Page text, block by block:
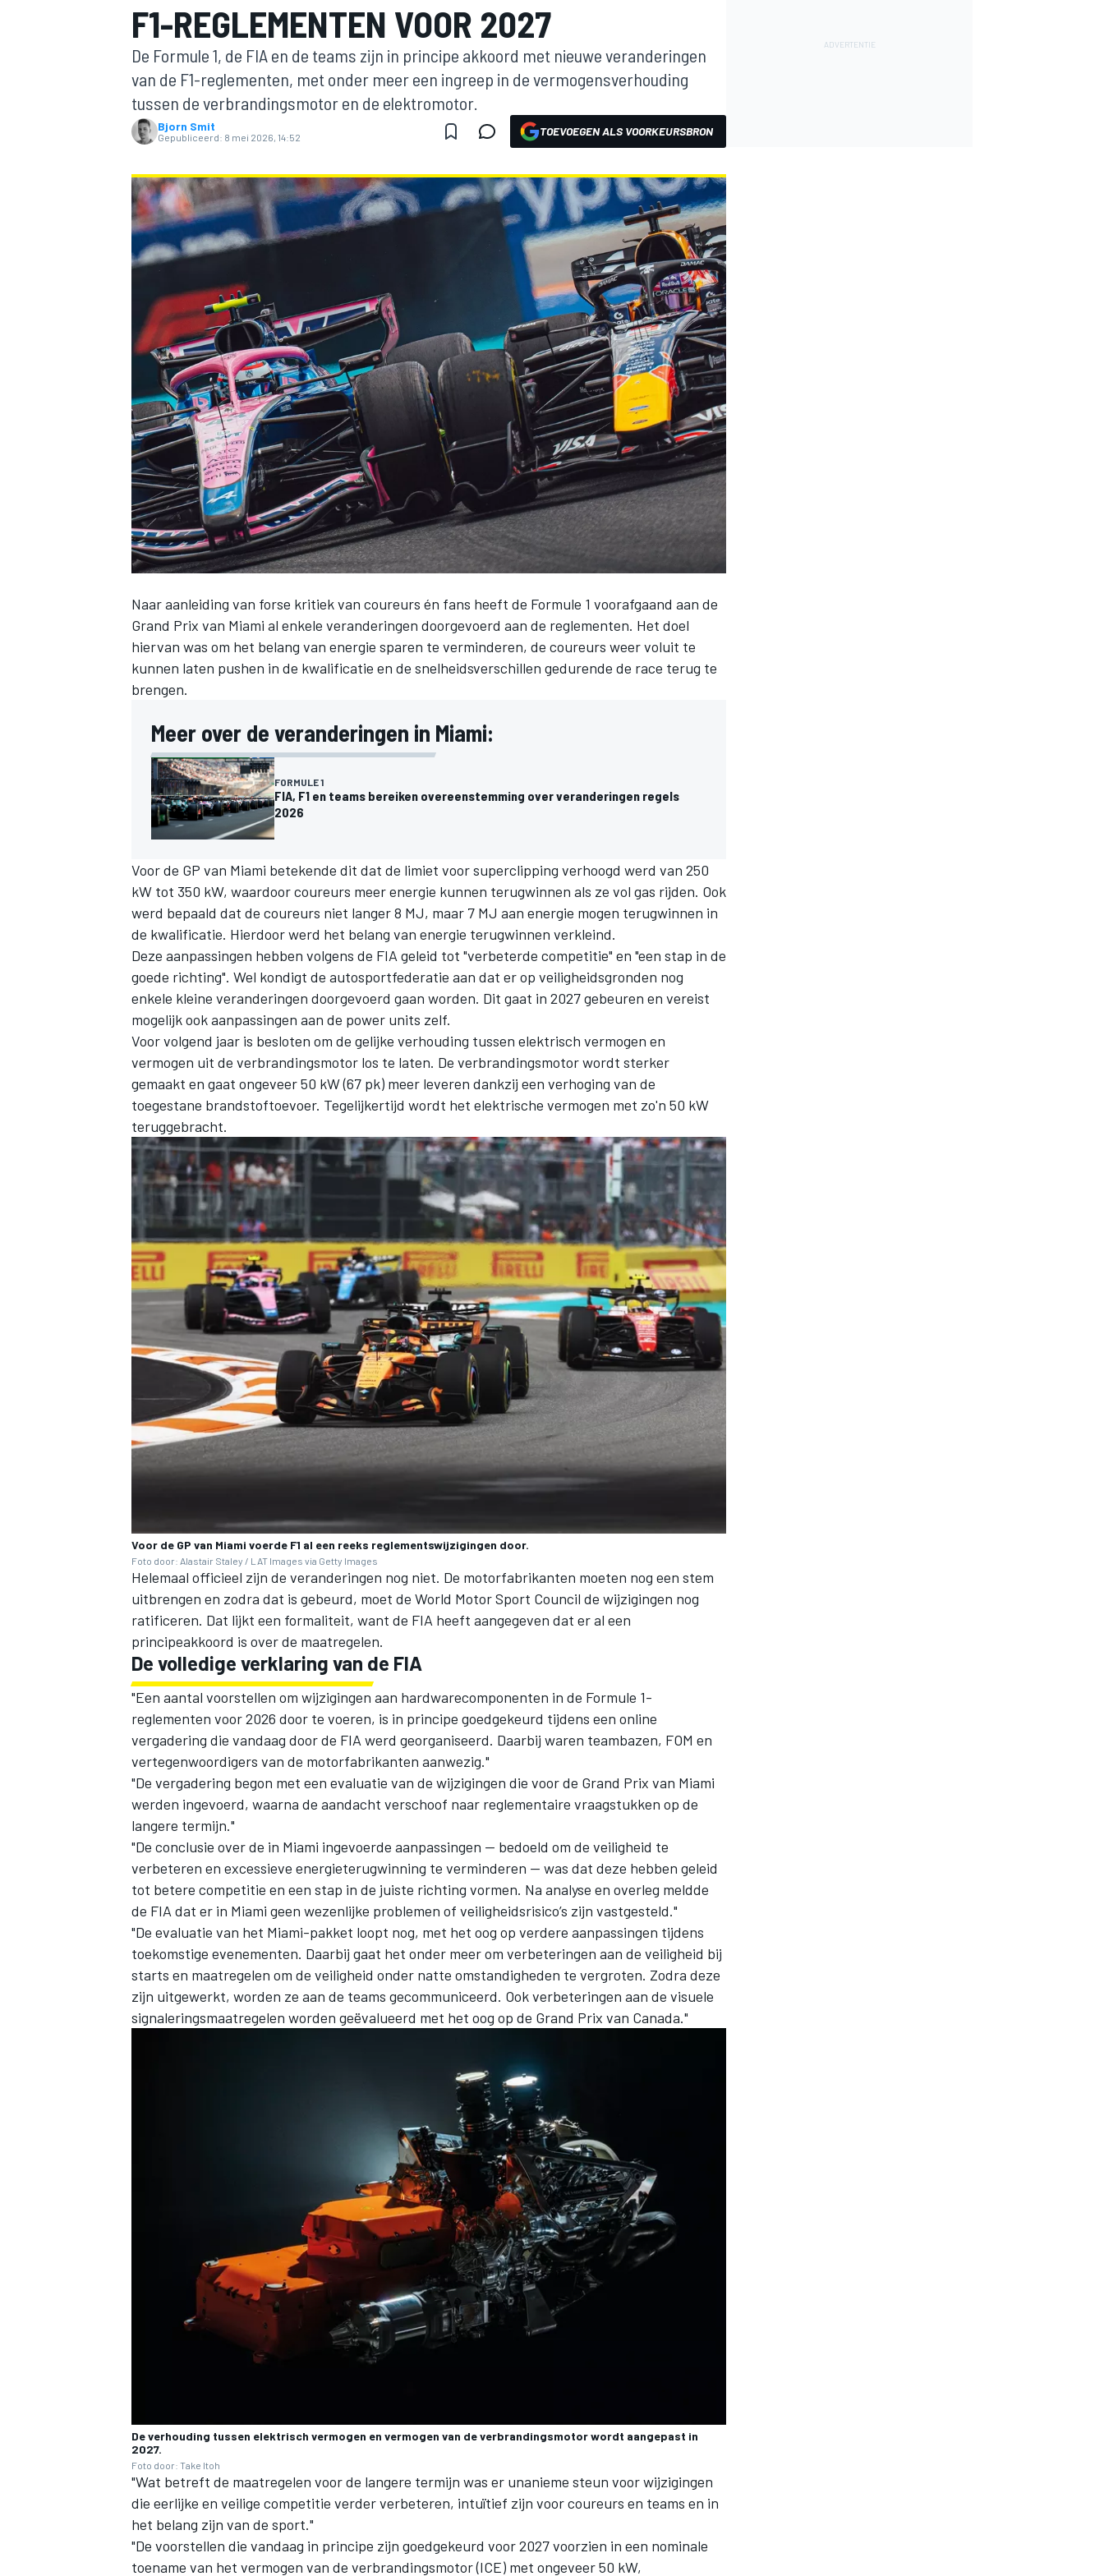
MOTOGP
INDYCAR
MEER RACEKLASSEN
F1-REGLEMENTEN VOOR 2027
De Formule 1, de FIA en de teams zijn in principe akkoord met nieuwe veranderingen
van de F1-reglementen, met onder meer een ingreep in de vermogensverhouding
tussen de verbrandingsmotor en de elektromotor.
Bjorn Smit
Gepubliceerd: 8 mei 2026, 14:52 TOEVOEGEN ALS VOORKEURSBRON
Naar aanleiding van forse kritiek van coureurs én fans heeft de Formule 1 voorafgaand aan de
Grand Prix van Miami al enkele veranderingen doorgevoerd aan de reglementen. Het doel
hiervan was om het belang van energie sparen te verminderen, de coureurs weer voluit te
kunnen laten pushen in de kwalificatie en de snelheidsverschillen gedurende de race terug te
brengen.
Meer over de veranderingen in Miami:
FORMULE 1
FIA, F1 en teams bereiken overeenstemming over veranderingen regels
2026
Voor de GP van Miami betekende dit dat de limiet voor superclipping verhoogd werd van 250
kW tot 350 kW, waardoor coureurs meer energie kunnen terugwinnen als ze vol gas rijden. Ook
werd bepaald dat de coureurs niet langer 8 MJ, maar 7 MJ aan energie mogen terugwinnen in
de kwalificatie. Hierdoor werd het belang van energie terugwinnen verkleind.
Deze aanpassingen hebben volgens de FIA geleid tot "verbeterde competitie" en "een stap in de
goede richting". Wel kondigt de autosportfederatie aan dat er op veiligheidsgronden nog
enkele kleine veranderingen doorgevoerd gaan worden. Dit gaat in 2027 gebeuren en vereist
mogelijk ook aanpassingen aan de power units zelf.
Voor volgend jaar is besloten om de gelijke verhouding tussen elektrisch vermogen en
vermogen uit de verbrandingsmotor los te laten. De verbrandingsmotor wordt sterker
gemaakt en gaat ongeveer 50 kW (67 pk) meer leveren dankzij een verhoging van de
toegestane brandstoftoevoer. Tegelijkertijd wordt het elektrische vermogen met zo'n 50 kW
teruggebracht.
Voor de GP van Miami voerde F1 al een reeks reglementswijzigingen door.
Foto door: Alastair Staley / LAT Images via Getty Images
Helemaal officieel zijn de veranderingen nog niet. De motorfabrikanten moeten nog een stem
uitbrengen en zodra dat is gebeurd, moet de World Motor Sport Council de wijzigingen nog
ratificeren. Dat lijkt een formaliteit, want de FIA heeft aangegeven dat er al een
principeakkoord is over de maatregelen.
De volledige verklaring van de FIA
"Een aantal voorstellen om wijzigingen aan hardwarecomponenten in de Formule 1-
reglementen voor 2026 door te voeren, is in principe goedgekeurd tijdens een online
vergadering die vandaag door de FIA werd georganiseerd. Daarbij waren teambazen, FOM en
vertegenwoordigers van de motorfabrikanten aanwezig."
"De vergadering begon met een evaluatie van de wijzigingen die voor de Grand Prix van Miami
werden ingevoerd, waarna de aandacht verschoof naar reglementaire vraagstukken op de
langere termijn."
"De conclusie over de in Miami ingevoerde aanpassingen — bedoeld om de veiligheid te
verbeteren en excessieve energieterugwinning te verminderen — was dat deze hebben geleid
tot betere competitie en een stap in de juiste richting vormen. Na analyse en overleg meldde
de FIA dat er in Miami geen wezenlijke problemen of veiligheidsrisico’s zijn vastgesteld."
"De evaluatie van het Miami-pakket loopt nog, met het oog op verdere aanpassingen tijdens
toekomstige evenementen. Daarbij gaat het onder meer om verbeteringen aan de veiligheid bij
starts en maatregelen om de veiligheid onder natte omstandigheden te vergroten. Zodra deze
zijn uitgewerkt, worden ze aan de teams gecommuniceerd. Ook verbeteringen aan de visuele
signaleringsmaatregelen worden geëvalueerd met het oog op de Grand Prix van Canada."
De verhouding tussen elektrisch vermogen en vermogen van de verbrandingsmotor wordt aangepast in
2027.
Foto door: Take Itoh
"Wat betreft de maatregelen voor de langere termijn was er unanieme steun voor wijzigingen
die eerlijke en veilige competitie verder verbeteren, intuïtief zijn voor coureurs en teams en in
het belang zijn van de sport."
"De voorstellen die vandaag in principe zijn goedgekeurd voor 2027 voorzien in een nominale
toename van het vermogen van de verbrandingsmotor (ICE) met ongeveer 50 kW,